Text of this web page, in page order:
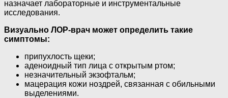
назначает лабораторные и инструментальные
исследования.
Визуально ЛОР-врач может определить такие
симптомы:
припухлость щеки;
аденоидный тип лица с открытым ртом;
незначительный экзофтальм;
мацерация кожи ноздрей, связанная с обильными
выделениями.